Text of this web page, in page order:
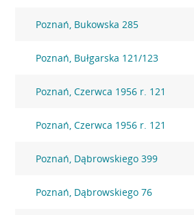
Poznań, Bukowska 285
Poznań, Bułgarska 121/123
Poznań, Czerwca 1956 r. 121
Poznań, Czerwca 1956 r. 121
Poznań, Dąbrowskiego 399
Poznań, Dąbrowskiego 76